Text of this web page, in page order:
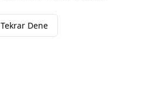
Tekrar Dene